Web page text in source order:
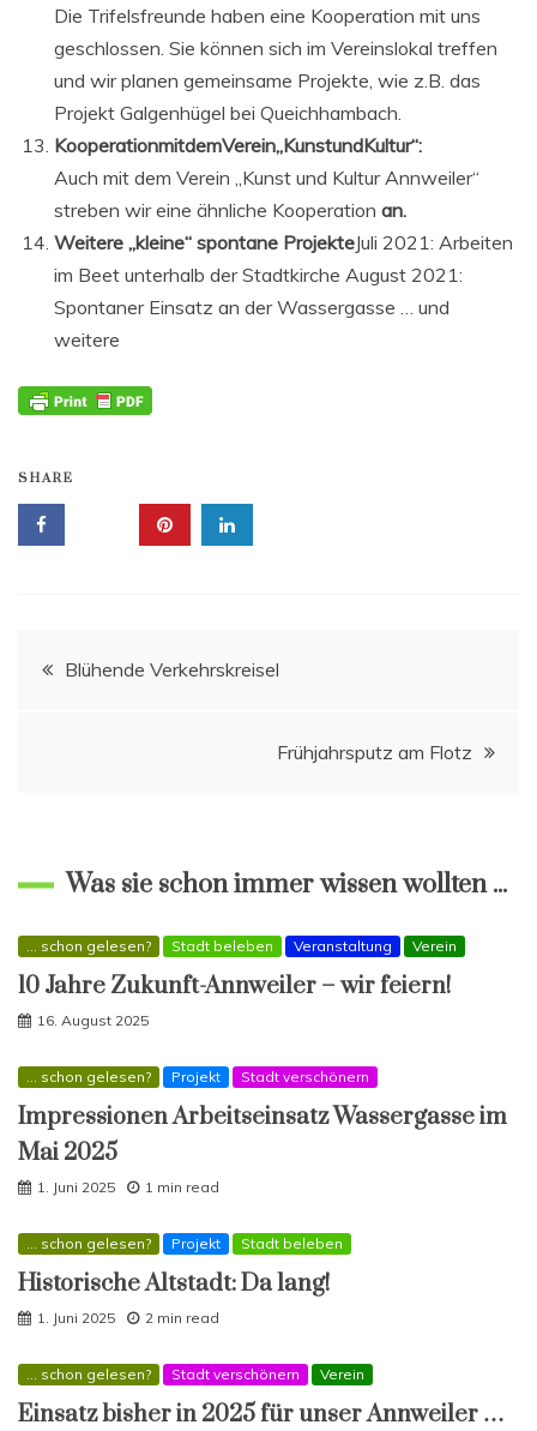
Die Trifelsfreunde haben eine Kooperation mit uns
geschlossen. Sie können sich im Vereinslokal treffen
und wir planen gemeinsame Projekte, wie z.B. das
Projekt Galgenhügel bei Queichhambach.
KooperationmitdemVerein„KunstundKultur“:
Auch mit dem Verein „Kunst und Kultur Annweiler“
streben wir eine ähnliche Kooperation an.
Weitere „kleine“ spontane ProjekteJuli 2021: Arbeiten
im Beet unterhalb der Stadtkirche August 2021:
Spontaner Einsatz an der Wassergasse … und
weitere
SHARE
Beitragsnavigation
Blühende Verkehrskreisel
Frühjahrsputz am Flotz
Was sie schon immer wissen wollten ...
... schon gelesen? Stadt beleben Veranstaltung Verein
10 Jahre Zukunft-Annweiler – wir feiern!
16. August 2025
... schon gelesen? Projekt Stadt verschönern
Impressionen Arbeitseinsatz Wassergasse im
Mai 2025
1. Juni 2025 1 min read
... schon gelesen? Projekt Stadt beleben
Historische Altstadt: Da lang!
1. Juni 2025 2 min read
... schon gelesen? Stadt verschönern Verein
Einsatz bisher in 2025 für unser Annweiler …